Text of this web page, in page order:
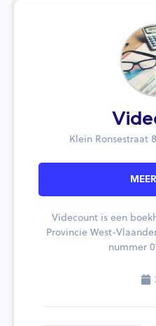
Klein Ronsestraat
Videcount is een
Provincie West-
nummer